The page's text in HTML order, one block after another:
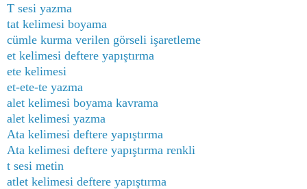
T sesi yazma
tat kelimesi boyama
cümle kurma verilen görseli işaretleme
et kelimesi deftere yapıştırma
ete kelimesi
et-ete-te yazma
alet kelimesi boyama kavrama
alet kelimesi yazma
Ata kelimesi deftere yapıştırma
Ata kelimesi deftere yapıştırma renkli
t sesi metin
atlet kelimesi deftere yapıştırma